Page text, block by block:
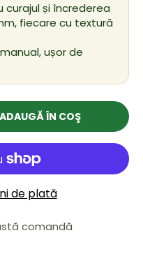
curajul și încrederea
fiecare cu textură
ușor de
ADAUGĂ ÎN COŞ
de plată
comandă